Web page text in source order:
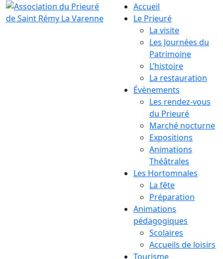
Accueil
Le Prieuré
La visite
Les Journées du
Patrimoine
L’histoire
La restauration
Évènements
Les rendez-vous
du Prieuré
Marché nocturne
Expositions
Animations
Théâtrales
Les Hortomnales
La fête
Préparation
Animations
pédagogiques
Scolaires
Accueils de loisirs
Tourisme